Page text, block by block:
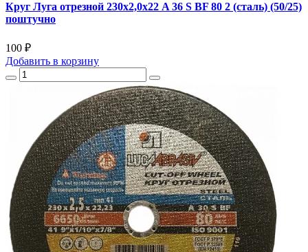
Круг Луга отрезной 230х2,0х22 A 36 S BF 80 2 (сталь) (50/25)
поштучно
100 ₽
Добавить в корзину